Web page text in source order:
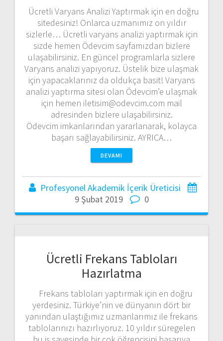
Ücretli Varyans Analizi Yaptırmak için en doğru
sitedesiniz! Onlarca uzmanımız on yıldır
sizlerle… Ücretli varyans analizi yaptırmak için
sizde hemen Ödevcim sayfamızdan bizlere
ulaşabilirsiniz. En güncel programlarla sizlere
Varyans analizi yapıyoruz. Üstelik bize ulaşmak
için yapacaklarınız da oldukça basit! Varyans
analizi yaptırma sitesi olan Ödevcim’e ulaşmak
için hemen iletisim@odevcim.com mail
adresinden bizlere ulaşabilirsiniz.
Ödevcim imkanlarından yararlanarak, kolayca
başarı sağlayabilirsiniz. AYRICA…
DEVAMI
Profesyonel Akademik İçerik Üreticisi
9 Şubat 2019
0
Ücretli Frekans Tabloları
Hazırlatma
Frekans tabloları yaptırmak için en doğru
yerdesiniz. Türkiye’nin ve dünyanın dört bir
yanından ulaştığımız uzmanlarımız ile frekans
tablolarınızı hazırlıyoruz. 10 yıldır süregelen